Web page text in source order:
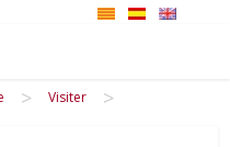
> Visiter >